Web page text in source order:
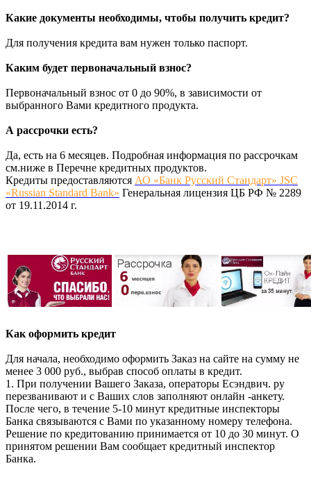
Какие документы необходимы, чтобы получить кредит?
Для получения кредита вам нужен только паспорт.
Каким будет первоначальный взнос?
Первоначальный взнос от 0 до 90%, в зависимости от
выбранного Вами кредитного продукта.
А рассрочки есть?
Да, есть на 6 месяцев. Подробная информация по рассрочкам
см.ниже в Перечне кредитных продуктов.
Кредиты предоставляются АО «Банк Русский Стандарт» JSC
«Russian Standard Bank» Генеральная лицензия ЦБ РФ № 2289
от 19.11.2014 г.
Как оформить кредит
Для начала, необходимо оформить Заказ на сайте на сумму не
менее 3 000 руб., выбрав способ оплаты в кредит.
1. При получении Вашего Заказа, операторы Есэндвич. ру
перезванивают и с Ваших слов заполняют онлайн -анкету.
После чего, в течение 5-10 минут кредитные инспекторы
Банка связываются с Вами по указанному номеру телефона.
Решение по кредитованию принимается от 10 до 30 минут. О
принятом решении Вам сообщает кредитный инспектор
Банка.